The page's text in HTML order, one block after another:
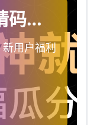
码
时填
费返
到你
新用户福利